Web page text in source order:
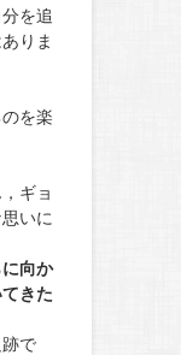
を追
りま
を楽
ギョ
いに
向か
きた
で